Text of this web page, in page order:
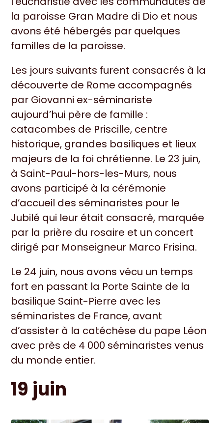
la paroisse Gran Madre di Dio et nous
avons été hébergés par quelques
familles de la paroisse.
Les jours suivants furent consacrés à la
découverte de Rome accompagnés
par Giovanni ex-séminariste
aujourd’hui père de famille :
catacombes de Priscille, centre
historique, grandes basiliques et lieux
majeurs de la foi chrétienne. Le 23 juin,
à Saint-Paul-hors-les-Murs, nous
avons participé à la cérémonie
d’accueil des séminaristes pour le
Jubilé qui leur était consacré, marquée
par la prière du rosaire et un concert
dirigé par Monseigneur Marco Frisina.
Le 24 juin, nous avons vécu un temps
fort en passant la Porte Sainte de la
basilique Saint-Pierre avec les
séminaristes de France, avant
d’assister à la catéchèse du pape Léon
avec près de 4 000 séminaristes venus
du monde entier.
19 juin